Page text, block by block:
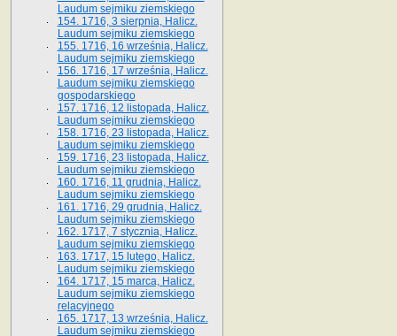
Laudum sejmiku ziemskiego
154. 1716, 3 sierpnia, Halicz.
Laudum sejmiku ziemskiego
155. 1716, 16 września, Halicz.
Laudum sejmiku ziemskiego
156. 1716, 17 września, Halicz.
Laudum sejmiku ziemskiego
gospodarskiego
157. 1716, 12 listopada, Halicz.
Laudum sejmiku ziemskiego
158. 1716, 23 listopada, Halicz.
Laudum sejmiku ziemskiego
159. 1716, 23 listopada, Halicz.
Laudum sejmiku ziemskiego
160. 1716, 11 grudnia, Halicz.
Laudum sejmiku ziemskiego
161. 1716, 29 grudnia, Halicz.
Laudum sejmiku ziemskiego
162. 1717, 7 stycznia, Halicz.
Laudum sejmiku ziemskiego
163. 1717, 15 lutego, Halicz.
Laudum sejmiku ziemskiego
164. 1717, 15 marca, Halicz.
Laudum sejmiku ziemskiego
relacyjnego
165. 1717, 13 września, Halicz.
Laudum sejmiku ziemskiego